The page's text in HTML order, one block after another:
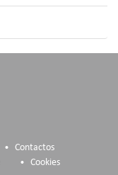
Contactos
Cookies